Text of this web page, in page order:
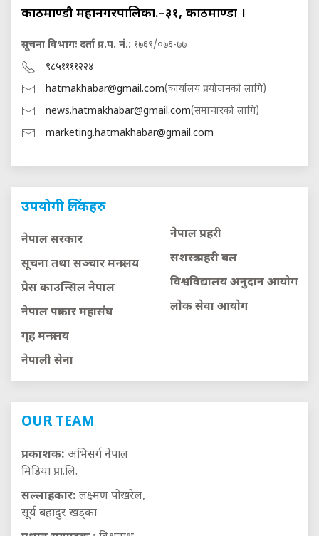
काठमाण्डौ महानगरपालिका.–३१, काठमाण्डौं ।
सूचना विभागः दर्ता प्र.प. नं.: १७६९/०७६-७७
९८५११११२२४
hatmakhabar@gmail.com(कार्यालय प्रयोजनको लागि)
news.hatmakhabar@gmail.com(समाचारको लागि)
marketing.hatmakhabar@gmail.com
उपयोगी लिंकहरु
नेपाल सरकार
सूचना तथा सञ्चार मन्त्रालय
प्रेस काउन्सिल नेपाल
नेपाल पत्रकार महासंघ
गृह मन्त्रालय
नेपाली सेना
नेपाल प्रहरी
सशस्त्र प्रहरी बल
विश्वविद्यालय अनुदान आयाेग
लाेक सेवा आयाेग
OUR TEAM
प्रकाशक: अभिसर्ग नेपाल
मिडिया प्रा.लि.
सल्लाहकार: लक्ष्मण पोखरेल,
सूर्य बहादुर खड्का